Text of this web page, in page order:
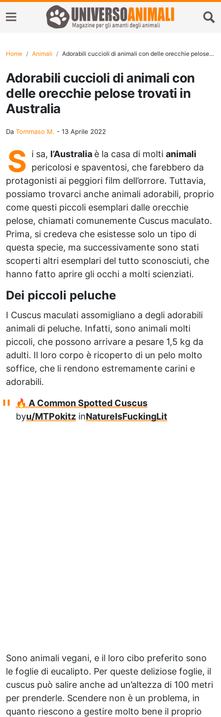
Home Animali Adorabili cuccioli di animali con delle orecchie pelose trovati in Australia
Adorabili cuccioli di animali con
delle orecchie pelose trovati in
Australia
Da Tommaso M. - 13 Aprile 2022
S i sa, l’Australia è la casa di molti animali
pericolosi e spaventosi, che farebbero da
protagonisti ai peggiori film dell’orrore. Tuttavia,
possiamo trovarci anche animali adorabili, proprio
come questi piccoli esemplari dalle orecchie
pelose, chiamati comunemente Cuscus maculato.
Prima, si credeva che esistesse solo un tipo di
questa specie, ma successivamente sono stati
scoperti altri esemplari del tutto sconosciuti, che
hanno fatto aprire gli occhi a molti scienziati.
Dei piccoli peluche
I Cuscus maculati assomigliano a degli adorabili
animali di peluche. Infatti, sono animali molti
piccoli, che possono arrivare a pesare 1,5 kg da
adulti. Il loro corpo è ricoperto di un pelo molto
soffice, che li rendono estremamente carini e
adorabili.
🔥 A Common Spotted Cuscus
byu/MTPokitz inNatureIsFuckingLit
Sono animali vegani, e il loro cibo preferito sono
le foglie di eucalipto. Per queste deliziose foglie, il
cuscus può salire anche ad un’altezza di 100 metri
per prenderle. Scendere non è un problema, in
quanto riescono a gestire molto bene il proprio